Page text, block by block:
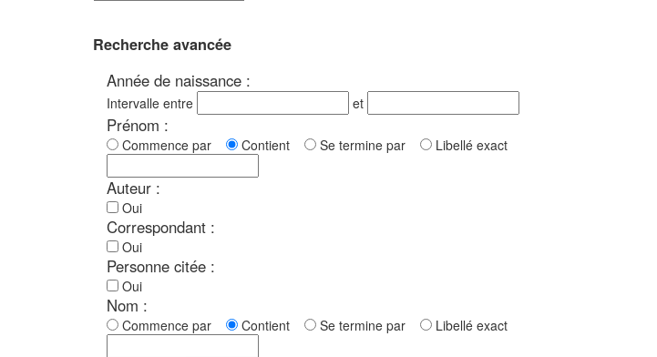
Recherche avancée
Année de naissance :
Intervalle entre et
Prénom :
Commence par Contient Se termine par Libellé exact
Auteur :
Oui
Correspondant :
Oui
Personne citée :
Oui
Nom :
Commence par Contient Se termine par Libellé exact